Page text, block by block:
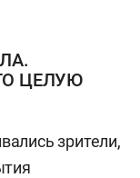
ЦЕЛУЮ
зрители,